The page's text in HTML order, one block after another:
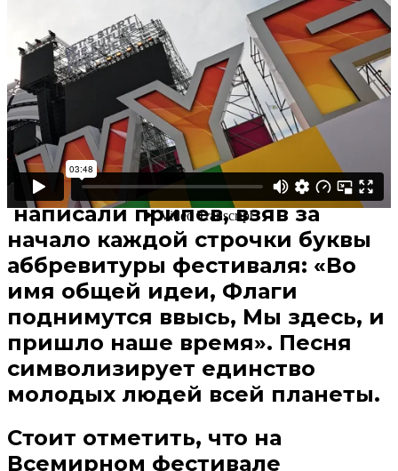
В избранное
Смотреть позже
«Мы здесь»–так называется
официальная песня ВФМ-2024.
Ее авторы и исполнители –
дуэт Nansi&Sidorov –
написали припев, взяв за
начало каждой строчки буквы
аббревитуры фестиваля: «Во
имя общей идеи, Флаги
поднимутся ввысь, Мы здесь, и
пришло наше время». Песня
символизирует единство
молодых людей всей планеты.
Стоит отметить, что на
Всемирном фестивале